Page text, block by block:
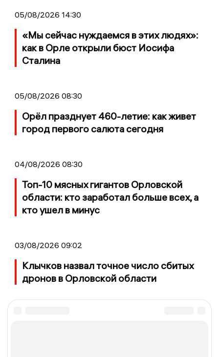
05/08/2026 14:30
«Мы сейчас нуждаемся в этих людях»:
как в Орле открыли бюст Иосифа
Сталина
05/08/2026 08:30
Орёл празднует 460-летие: как живет
город первого салюта сегодня
04/08/2026 08:30
Топ-10 мясных гигантов Орловской
области: кто заработал больше всех, а
кто ушел в минус
03/08/2026 09:02
Клычков назвал точное число сбитых
дронов в Орловской области